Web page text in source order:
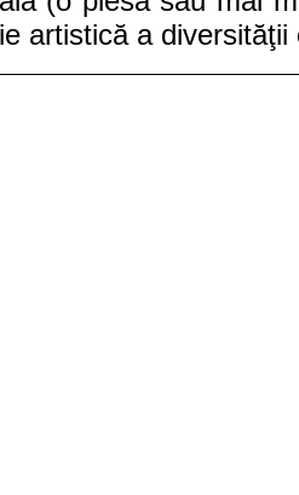
artistică a diversităţii